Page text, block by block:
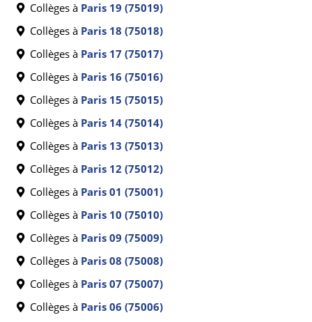
Collèges à Paris 19 (75019)
Collèges à Paris 18 (75018)
Collèges à Paris 17 (75017)
Collèges à Paris 16 (75016)
Collèges à Paris 15 (75015)
Collèges à Paris 14 (75014)
Collèges à Paris 13 (75013)
Collèges à Paris 12 (75012)
Collèges à Paris 01 (75001)
Collèges à Paris 10 (75010)
Collèges à Paris 09 (75009)
Collèges à Paris 08 (75008)
Collèges à Paris 07 (75007)
Collèges à Paris 06 (75006)